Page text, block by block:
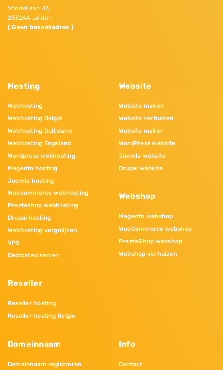
Vondellaan 47,
2332AA Leiden
( Geen bezoekadres )
Hosting
Webhosting
Webhosting Belgie
Webhosting Duitsland
Webhosting Engeland
Wordpress webhosting
Magento hosting
Joomla hosting
Woocommerce webhosting
Prestashop webhosting
Drupal hosting
Webhosting vergelijken
VPS
Dedicated server
Reseller
Reseller hosting
Reseller hosting Belgie
Website
Website maken
Website verhuizen
Website maker
WordPress website
Joomla website
Drupal website
Webshop
Magento webshop
WooCommerce webshop
PrestaShop webshop
Webshop verhuizen
Domeinnaam
Domeinnaam registreren
Info
Contact